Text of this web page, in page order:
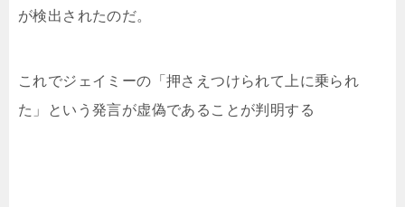
が検出されたのだ。
これでジェイミーの「押さえつけられて上に乗られ
た」という発言が虚偽であることが判明する